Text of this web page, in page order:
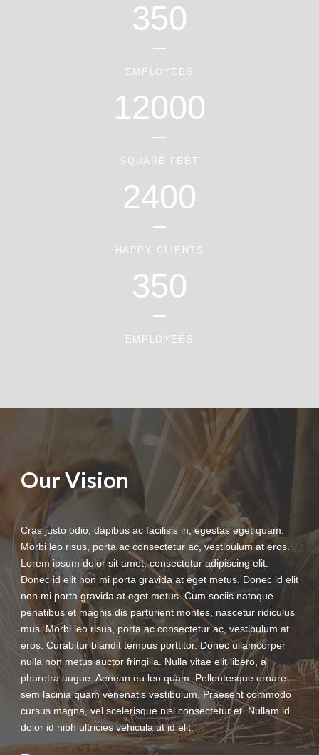
350
EMPLOYEES
12000
SQUARE FEET
2400
HAPPY CLIENTS
350
EMPLOYEES
Our Vision
Cras justo odio, dapibus ac facilisis in, egestas eget quam.
Morbi leo risus, porta ac consectetur ac, vestibulum at eros.
Lorem ipsum dolor sit amet, consectetur adipiscing elit.
Donec id elit non mi porta gravida at eget metus. Donec id elit
non mi porta gravida at eget metus. Cum sociis natoque
penatibus et magnis dis parturient montes, nascetur ridiculus
mus. Morbi leo risus, porta ac consectetur ac, vestibulum at
eros. Curabitur blandit tempus porttitor. Donec ullamcorper
nulla non metus auctor fringilla. Nulla vitae elit libero, a
pharetra augue. Aenean eu leo quam. Pellentesque ornare
sem lacinia quam venenatis vestibulum. Praesent commodo
cursus magna, vel scelerisque nisl consectetur et. Nullam id
dolor id nibh ultricies vehicula ut id elit.